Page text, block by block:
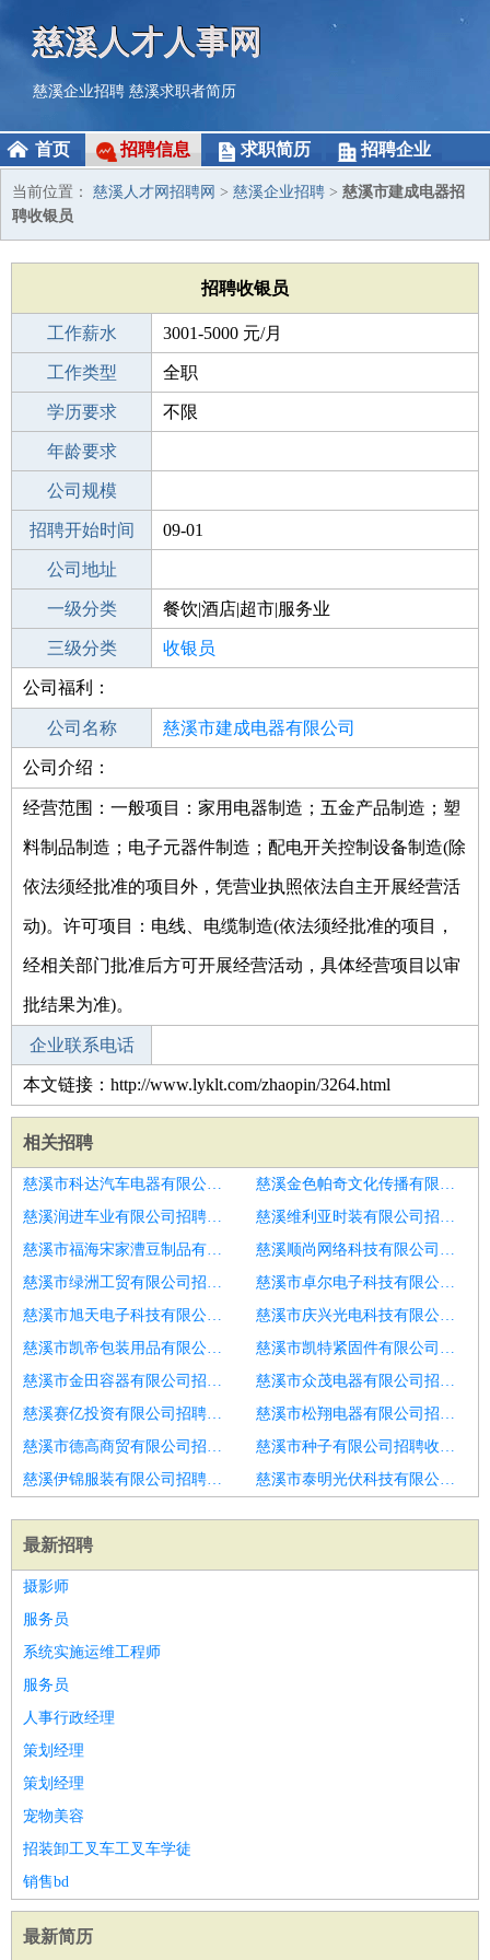
慈溪人才人事网
慈溪企业招聘 慈溪求职者简历
首页 招聘信息 求职简历 招聘企业
当前位置： 慈溪人才网招聘网 > 慈溪企业招聘 > 慈溪市建成电器招
聘收银员
招聘收银员
工作薪水 3001-5000 元/月
招聘人数 2人
工作类型 全职
性别要求 -
学历要求 不限
工作经验
年龄要求
工作地点
公司规模
公司电话
招聘开始时间 09-01
招聘结束时间
公司地址
一级分类 餐饮|酒店|超市|服务业
二级分类 超市/销售
三级分类 收银员
其他行业
公司福利：
公司名称 慈溪市建成电器有限公司
公司类型
公司介绍：
经营范围：一般项目：家用电器制造；五金产品制造；塑
料制品制造；电子元器件制造；配电开关控制设备制造(除
依法须经批准的项目外，凭营业执照依法自主开展经营活
动)。许可项目：电线、电缆制造(依法须经批准的项目，
经相关部门批准后方可开展经营活动，具体经营项目以审
批结果为准)。
企业联系电话
本文链接：http://www.lyklt.com/zhaopin/3264.html
相关招聘
慈溪市科达汽车电器有限公司招聘收银员
慈溪金色帕奇文化传播有限公司招聘收银员
慈溪润进车业有限公司招聘青岛市招聘收银员6
慈溪维利亚时装有限公司招聘收银员
慈溪市福海宋家漕豆制品有限公司招聘收银员
慈溪顺尚网络科技有限公司招聘收银员
慈溪市绿洲工贸有限公司招聘收银员
慈溪市卓尔电子科技有限公司招聘收银员
慈溪市旭天电子科技有限公司招聘收银员
慈溪市庆兴光电科技有限公司招聘收银员
慈溪市凯帝包装用品有限公司招聘收银员
慈溪市凯特紧固件有限公司招聘收银员
慈溪市金田容器有限公司招聘招聘收银员
慈溪市众茂电器有限公司招聘招聘
慈溪赛亿投资有限公司招聘国源堂大药房
慈溪市松翔电器有限公司招聘收银员4000
慈溪市德高商贸有限公司招聘青岛市招聘收银员3
慈溪市种子有限公司招聘收银员
慈溪伊锦服装有限公司招聘收银员
慈溪市泰明光伏科技有限公司招聘收银员
最新招聘
摄影师
服务员
系统实施运维工程师
服务员
人事行政经理
策划经理
策划经理
宠物美容
招装卸工叉车工叉车学徒
销售bd
最新简历